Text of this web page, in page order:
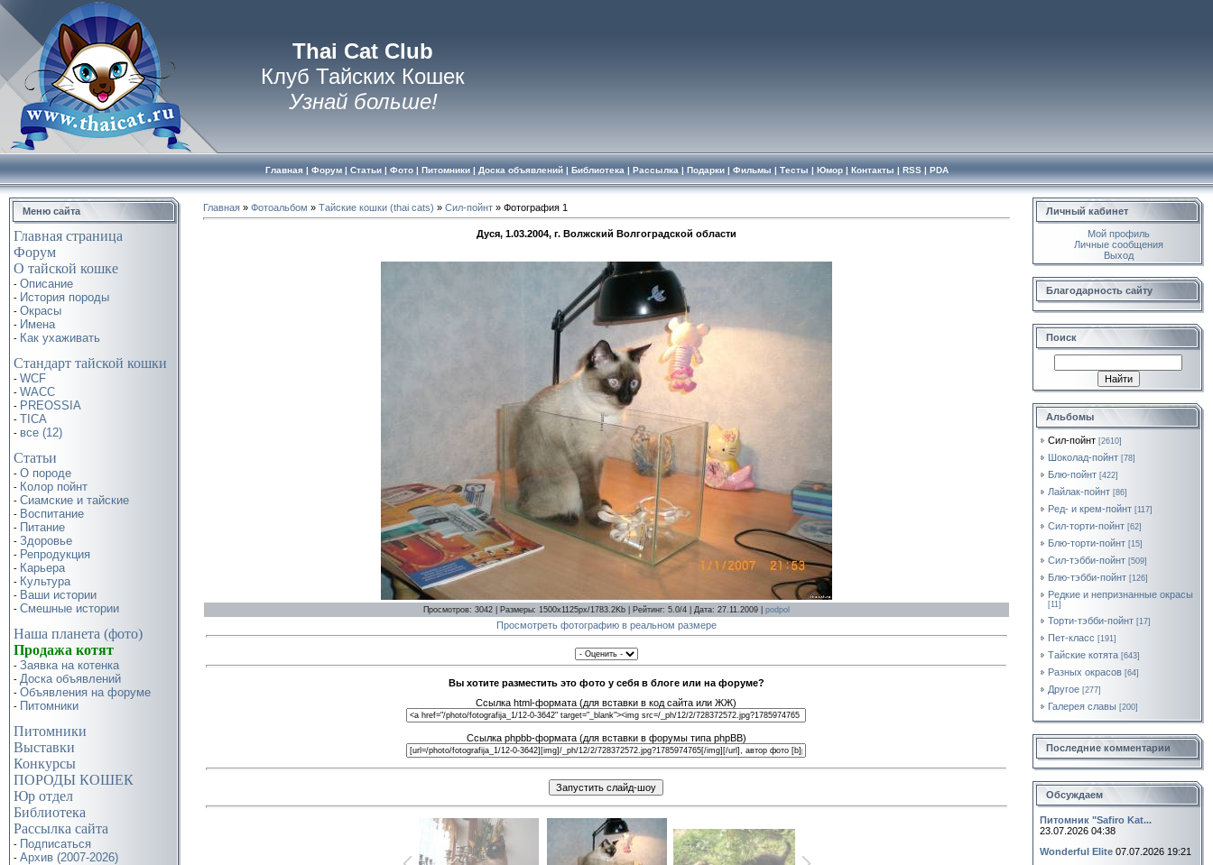
Thai Cat Club
Клуб Тайских Кошек
Узнай больше!
Главная| Форум| Статьи| Фото| Питомники| Доска объявлений| Библиотека | Рассылка | Подарки| Фильмы | Тесты | Юмор| Контакты | RSS| PDA
Меню сайта
Главная страница
Форум
О тайской кошке
- Описание
- История породы
- Окрасы
- Имена
- Как ухаживать
Стандарт тайской кошки
- WCF
- WACC
- PREOSSIA
- TICA
- все (12)
Статьи
- О породе
- Колор пойнт
- Сиамские и тайские
- Воспитание
- Питание
- Здоровье
- Репродукция
- Карьера
- Культура
- Ваши истории
- Смешные истории
Наша планета (фото)
Продажа котят
- Заявка на котенка
- Доска объявлений
- Объявления на форуме
- Питомники
Питомники
Выставки
Конкурсы
ПОРОДЫ КОШЕК
Юр отдел
Библиотека
Рассылка сайта
- Подписаться
- Архив (2007-2026)
Главная » Фотоальбом » Тайские кошки (thai cats) » Сил-пойнт » Фотография 1
Дуся, 1.03.2004, г. Волжский Волгоградской области
Просмотров: 3042 | Размеры: 1500x1125px/1783.2Kb | Рейтинг: 5.0/4 | Дата: 27.11.2009 | podpol
Просмотреть фотографию в реальном размере
Вы хотите разместить это фото у себя в блоге или на форуме?
Ссылка html-формата (для вставки в код сайта или ЖЖ)
Ссылка phpbb-формата (для вставки в форумы типа phpBB)
Личный кабинет
Мой профиль
Личные сообщения
Выход
Благодарность сайту
Поиск
Альбомы
Сил-пойнт [2610]
Шоколад-пойнт [78]
Блю-пойнт [422]
Лайлак-пойнт [86]
Ред- и крем-пойнт [117]
Сил-торти-пойнт [62]
Блю-торти-пойнт [15]
Сил-тэбби-пойнт [509]
Блю-тэбби-пойнт [126]
Редкие и непризнанные окрасы
[11]
Торти-тэбби-пойнт [17]
Пет-класс [191]
Тайские котята [643]
Разных окрасов [64]
Другое [277]
Галерея славы [200]
Последние комментарии
Обсуждаем
Питомник "Safiro Kat...
23.07.2026 04:38
Wonderful Elite 07.07.2026 19:21